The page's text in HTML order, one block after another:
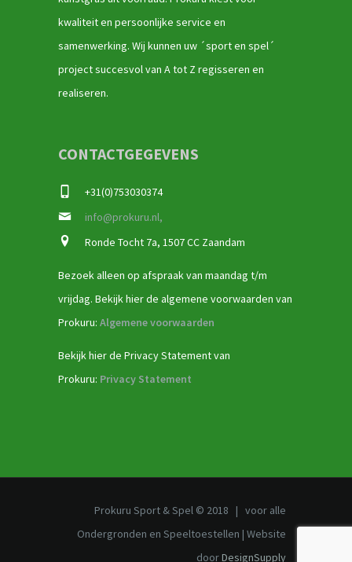
kwaliteit en persoonlijke service en
samenwerking. Wij kunnen uw ´sport en spel´
project succesvol van A tot Z regisseren en
realiseren.
CONTACTGEGEVENS
+31(0)753030374
info@prokuru.nl,
Ronde Tocht 7a, 1507 CC Zaandam
Bezoek alleen op afspraak van maandag t/m
vrijdag. Bekijk hier de algemene voorwaarden van
Prokuru: Algemene voorwaarden
Bekijk hier de Privacy Statement van
Prokuru: Privacy Statement
Prokuru Sport & Spel © 2018 | voor alle
Ondergronden en Speeltoestellen | Website
doorDesignSupply